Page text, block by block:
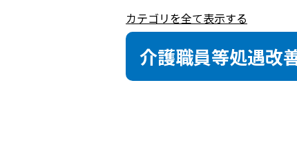
カテゴリを全て表示する
介護職員等処遇改